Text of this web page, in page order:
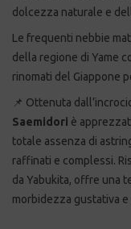
dolcezza naturale e
Le frequenti nebbie
della regione di Yame
rinomati del Giappone
📌 Ottenuta
Saemidori è
totale assenza di
raffinati e complessi.
da Yabukita, offre una
morbidezza gustativa